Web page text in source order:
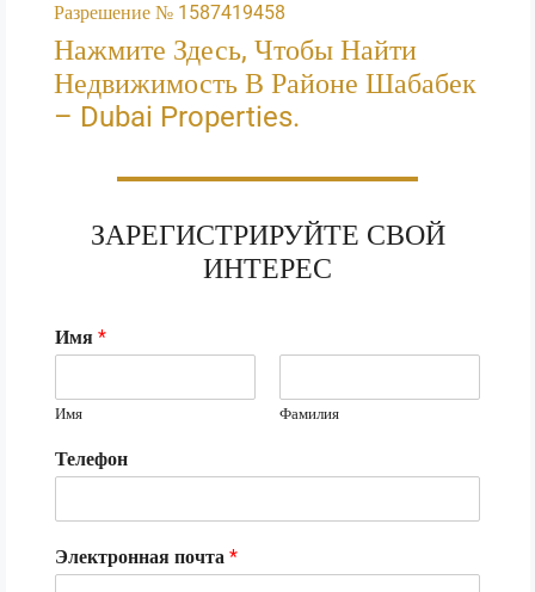
Разрешение № 1587419458
Нажмите Здесь, Чтобы Найти
Недвижимость В Районе Шабабек
– Dubai Properties.
ЗАРЕГИСТРИРУЙТЕ СВОЙ
ИНТЕРЕС
Имя *
Имя Фамилия
Телефон
Электронная почта *